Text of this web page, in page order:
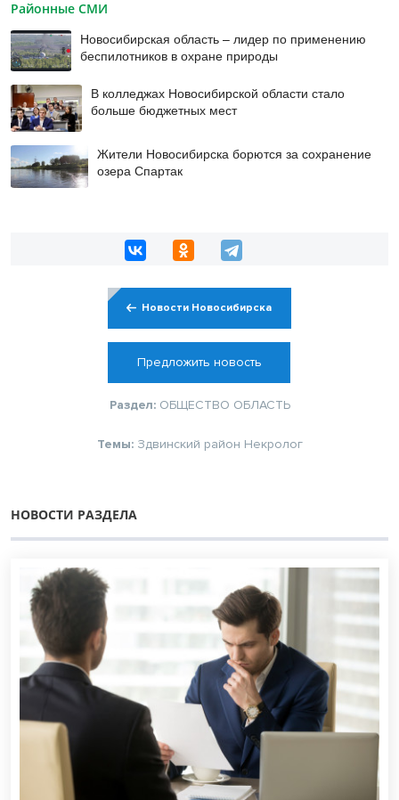
Районные СМИ
Новосибирская область – лидер по применению
беспилотников в охране природы
В колледжах Новосибирской области стало
больше бюджетных мест
Жители Новосибирска борются за сохранение
озера Спартак
Новости Новосибирска
Предложить новость
Раздел: ОБЩЕСТВО ОБЛАСТЬ
Темы: Здвинский район Некролог
НОВОСТИ РАЗДЕЛА